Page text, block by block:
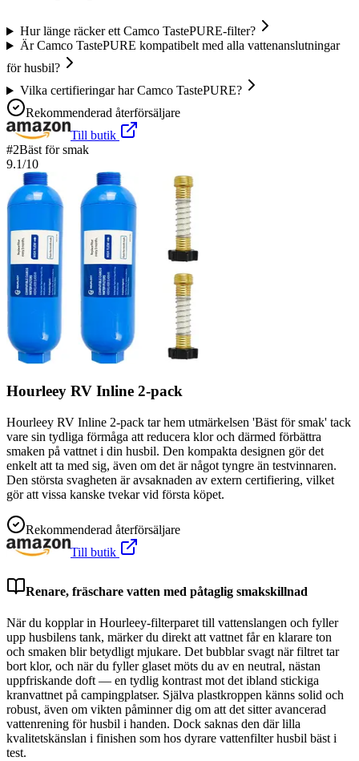
Hur länge räcker ett Camco TastePURE-filter?
Är Camco TastePURE kompatibelt med alla vattenanslutningar
för husbil?
Vilka certifieringar har Camco TastePURE?
Rekommenderad återförsäljare
Till butik
#2Bäst för smak
9.1/10
Hourleey RV Inline 2-pack
Hourleey RV Inline 2-pack tar hem utmärkelsen 'Bäst för smak' tack
vare sin tydliga förmåga att reducera klor och därmed förbättra
smaken på vattnet i din husbil. Den kompakta designen gör det
enkelt att ta med sig, även om det är något tyngre än testvinnaren.
Den största svagheten är avsaknaden av extern certifiering, vilket
gör att vissa kanske tvekar vid första köpet.
Rekommenderad återförsäljare
Till butik
Renare, fräschare vatten med påtaglig smakskillnad
När du kopplar in Hourleey-filterparet till vattenslangen och fyller
upp husbilens tank, märker du direkt att vattnet får en klarare ton
och smaken blir betydligt mjukare. Det bubblar svagt när filtret tar
bort klor, och när du fyller glaset möts du av en neutral, nästan
uppfriskande doft — en tydlig kontrast mot det ibland stickiga
kranvattnet på campingplatser. Själva plastkroppen känns solid och
robust, även om vikten påminner dig om att det sitter avancerad
vattenrening för husbil i handen. Dock saknas den där lilla
kvalitetskänslan i finishen som hos dyrare vattenfilter husbil bäst i
test.